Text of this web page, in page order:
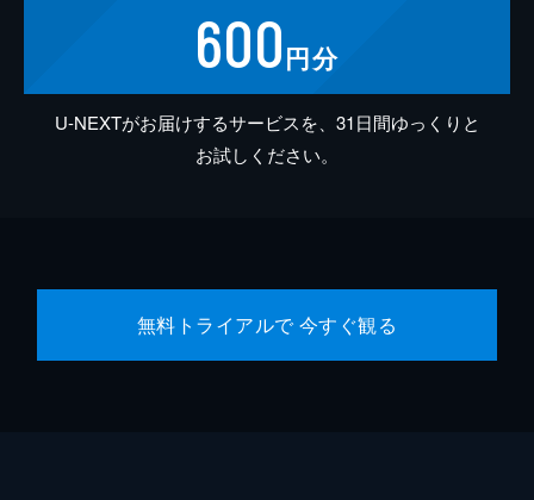
600円分
U-NEXTがお届けするサービスを、31日間ゆっくりと
お試しください。
無料トライアルで 今すぐ観る